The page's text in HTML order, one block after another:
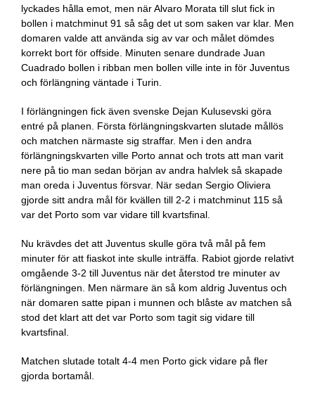
lyckades hålla emot, men när Alvaro Morata till slut fick in
bollen i matchminut 91 så såg det ut som saken var klar. Men
domaren valde att använda sig av var och målet dömdes
korrekt bort för offside. Minuten senare dundrade Juan
Cuadrado bollen i ribban men bollen ville inte in för Juventus
och förlängning väntade i Turin.
I förlängningen fick även svenske Dejan Kulusevski göra
entré på planen. Första förlängningskvarten slutade mållös
och matchen närmaste sig straffar. Men i den andra
förlängningskvarten ville Porto annat och trots att man varit
nere på tio man sedan början av andra halvlek så skapade
man oreda i Juventus försvar. När sedan Sergio Oliviera
gjorde sitt andra mål för kvällen till 2-2 i matchminut 115 så
var det Porto som var vidare till kvartsfinal.
Nu krävdes det att Juventus skulle göra två mål på fem
minuter för att fiaskot inte skulle inträffa. Rabiot gjorde relativt
omgående 3-2 till Juventus när det återstod tre minuter av
förlängningen. Men närmare än så kom aldrig Juventus och
när domaren satte pipan i munnen och blåste av matchen så
stod det klart att det var Porto som tagit sig vidare till
kvartsfinal.
Matchen slutade totalt 4-4 men Porto gick vidare på fler
gjorda bortamål.